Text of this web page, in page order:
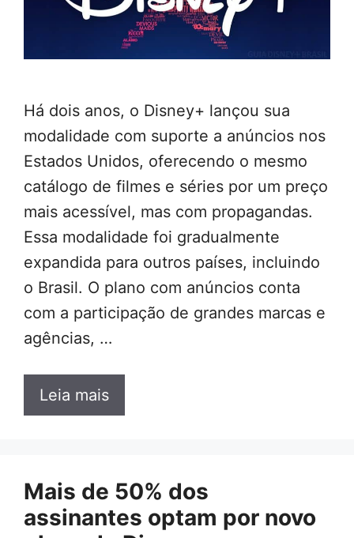
Há dois anos, o Disney+ lançou sua
modalidade com suporte a anúncios nos
Estados Unidos, oferecendo o mesmo
catálogo de filmes e séries por um preço
mais acessível, mas com propagandas.
Essa modalidade foi gradualmente
expandida para outros países, incluindo
o Brasil. O plano com anúncios conta
com a participação de grandes marcas e
agências, …
Leia mais
Mais de 50% dos
assinantes optam por novo